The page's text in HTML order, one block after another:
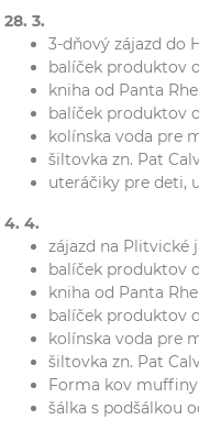
28. 3.
3-dňový zájazd do
balíček produktov
kniha od Panta
balíček produktov
kolínska voda pre
šiltovka zn. Pat
uteráčiky pre deti,
4. 4.
zájazd na Plitvické
balíček produktov
kniha od Panta
balíček produktov
kolínska voda pre
šiltovka zn. Pat
Forma kov muffiny
šálka s podšálkou